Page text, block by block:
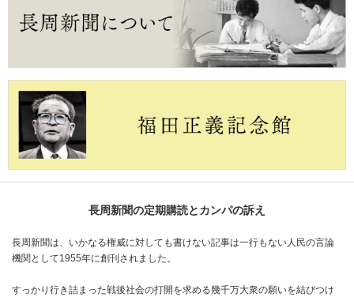
長周新聞の定期購読とカンパの訴え
長周新聞は、いかなる権威に対しても書けない記事は一行もない人民の言論
機関として1955年に創刊されました。
すっかり行き詰まった戦後社会の打開を求める幾千万大衆の願いを結びつけ